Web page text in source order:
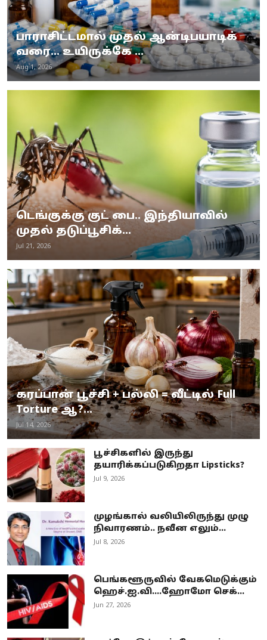
பாராசிட்டமால் முதல் ஆன்டிபயாடிக்
வரை... உயிருக்கே ...
Aug 1, 2026
டெங்குக்கு குட் பை.. இந்தியாவில்
முதல் தடுப்பூசிக்...
Jul 21, 2026
கரப்பான் பூச்சி + பல்லி = வீட்டில் Full
Torture ஆ?...
Jul 14, 2026
பூச்சிகளில் இருந்து
தயாரிக்கப்படுகிறதா Lipsticks?
Jul 9, 2026
முழங்கால் வலியிலிருந்து முழு
நிவாரணம்.. நவீன எலும்...
Jul 8, 2026
பெங்களூருவில் வேகமெடுக்கும்
ஹெச்.ஐ.வி....ஹோமோ செக்...
Jun 27, 2026